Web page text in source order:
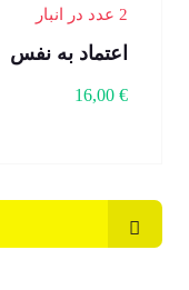
2 عدد در انبار
اعتماد به نفس
16,00 €